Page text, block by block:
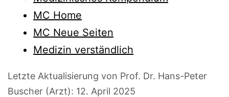
MC Home
MC Neue Seiten
Medizin verständlich
Letzte Aktualisierung von Prof. Dr. Hans-Peter
Buscher (Arzt): 12. April 2025